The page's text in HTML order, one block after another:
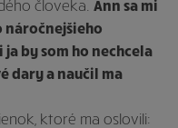
človeka. Ann sa mi
náročnejšieho
by som ho nechcela
dary a naučil ma
ktoré ma oslovili: